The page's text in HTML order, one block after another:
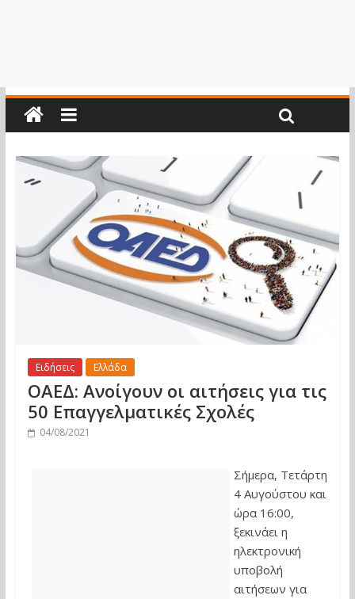
Ειδήσεις Ελλάδα
ΟΑΕΔ: Ανοίγουν οι αιτήσεις για τις
50 Επαγγελματικές Σχολές
04/08/2021
Σήμερα, Τετάρτη
4 Αυγούστου και
ώρα 16:00,
ξεκινάει η
ηλεκτρονική
υποβολή
αιτήσεων για